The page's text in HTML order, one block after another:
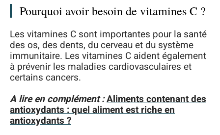
Pourquoi avoir besoin de vitamines C ?
Les vitamines C sont importantes pour la santé
des os, des dents, du cerveau et du système
immunitaire. Les vitamines C aident également
à prévenir les maladies cardiovasculaires et
certains cancers.
A lire en complément :Aliments contenant des
antioxydants : quel aliment est riche en
antioxydants ?